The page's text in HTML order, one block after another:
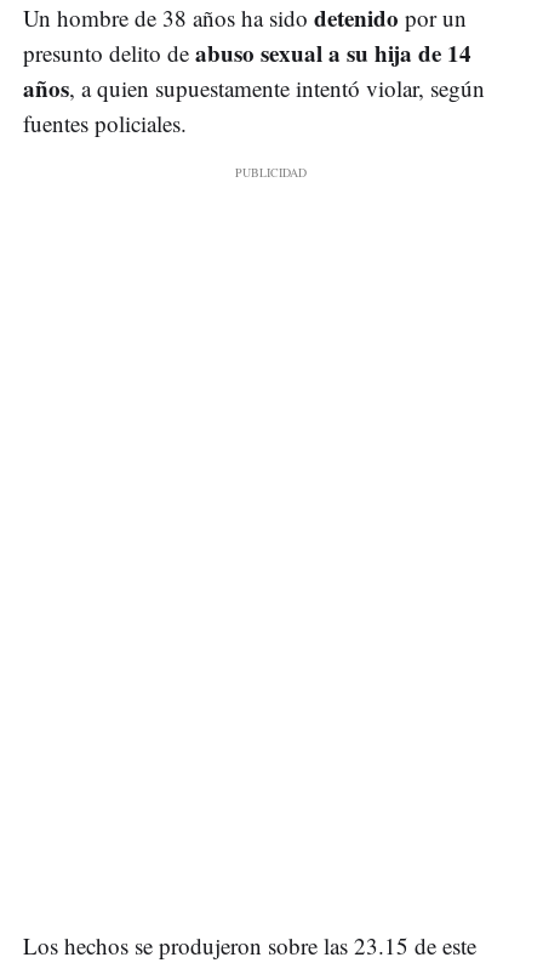
Un hombre de 38 años ha sido detenido por un
presunto delito de abuso sexual a su hija de 14
años, a quien supuestamente intentó violar, según
fuentes policiales.
Los hechos se produjeron sobre las 23.15 de este